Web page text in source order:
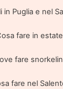
in Puglia e nel
fare in
fare
fare nel